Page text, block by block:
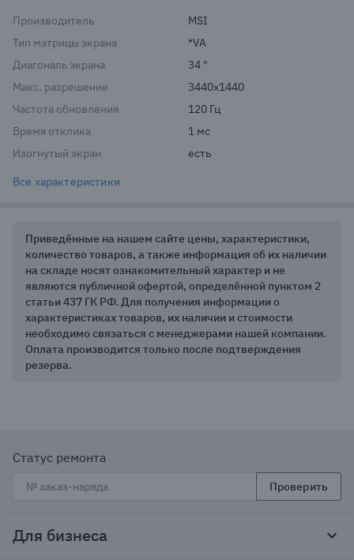
Производитель
MSI
Тип матрицы экрана
*VA
Диагональ экрана
34 "
Макс. разрешение
3440x1440
Частота обновления
120 Гц
Время отклика
1 мс
Изогнутый экран
есть
Все характеристики
Приведённые на нашем сайте цены, характеристики,
количество товаров, а также информация об их наличии
на складе носят ознакомительный характер и не
являются публичной офертой, определённой пунктом 2
статьи 437 ГК РФ. Для получения информации о
характеристиках товаров, их наличии и стоимости
необходимо связаться с менеджерами нашей компании.
Оплата производится только после подтверждения
резерва.
Статус ремонта
Проверить
Для бизнеса